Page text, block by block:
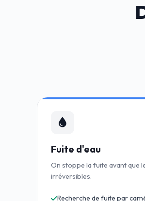
Fuite d'eau
On stoppe la fuite avant que
irréversibles.
Recherche de fuite par